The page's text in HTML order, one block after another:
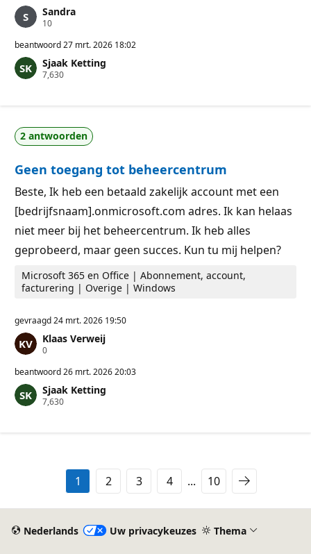
Sandra
10R
p
t
a
u
n
t
n
beantwoord27 mrt. 2026 18:02
Sjaak Ketting
7,630R
a
t
i
p
u
n
t
e
2 antwoorden
Geen toegang tot beheercentrum
Beste, Ik heb een betaald zakelijk account met een
[bedrijfsnaam].onmicrosoft.com adres. Ik kan helaas
niet meer bij het beheercentrum. Ik heb alles
geprobeerd, maar geen succes. Kun tu mij helpen?
Microsoft 365 en Office | Abonnement, account,
facturering | Overige | Windows
gevraagd24 mrt. 2026 19:50
Klaas Verweij
0R
p
t
a
beantwoord26 mrt. 2026 20:03
Sjaak Ketting
7,630R
p
e
1 2 3 4 ... 10
Nederlands Uw privacykeuzes Thema